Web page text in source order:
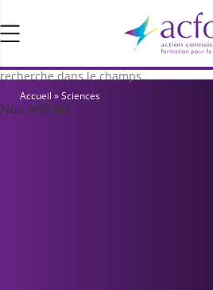
d’ACFOS, qui contient plus de 400 PDF en
accès libre pour vous former ou vous
informer sur la surdité. Saisissez votre
recherche dans le champs.
Accueil »Sciences
Nos articles